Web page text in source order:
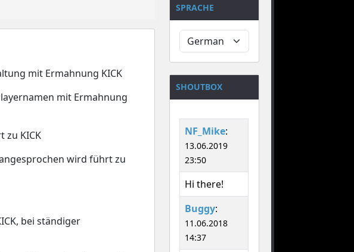
mit Ermahnung KICK
mit Ermahnung
zu KICK
wird führt zu
bei ständiger
SPRACHE
SHOUTBOX
NF_Mike:
13.06.2019
23:50
Hi there!
Buggy:
11.06.2018
14:37